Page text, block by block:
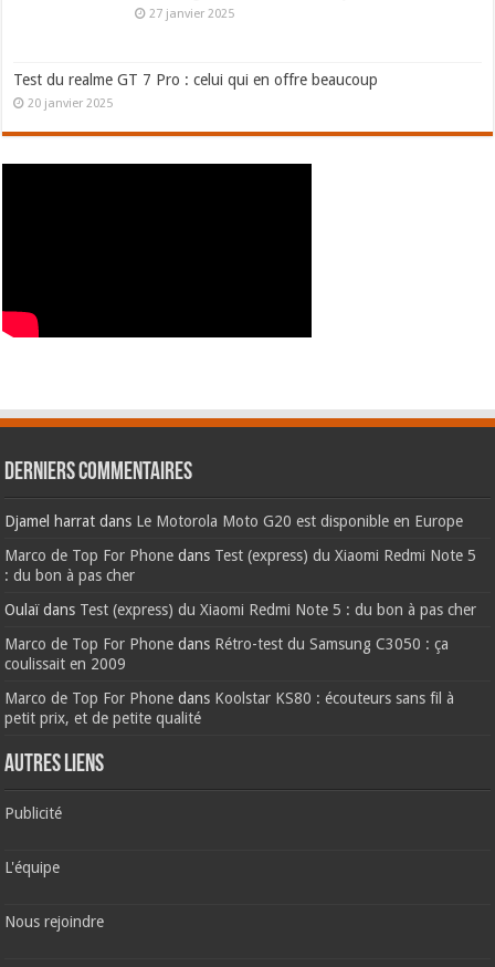
27 janvier 2025
Test du realme GT 7 Pro : celui qui en offre beaucoup
20 janvier 2025
Derniers commentaires
Djamel harrat dans Le Motorola Moto G20 est disponible en Europe
Marco de Top For Phone dans Test (express) du Xiaomi Redmi Note 5
: du bon à pas cher
Oulaïdans Test (express) du Xiaomi Redmi Note 5 : du bon à pas cher
Marco de Top For Phone dans Rétro-test du Samsung C3050 : ça
coulissait en 2009
Marco de Top For Phone dans Koolstar KS80 : écouteurs sans fil à
petit prix, et de petite qualité
AUTRES LIENS
Publicité
L'équipe
Nous rejoindre